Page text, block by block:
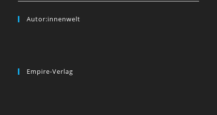
Autor:innenwelt
Empire-Verlag